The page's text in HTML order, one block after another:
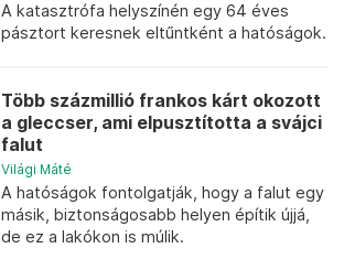
A katasztrófa helyszínén egy 64 éves
pásztort keresnek eltűntként a hatóságok.
Több százmillió frankos kárt okozott
a gleccser, ami elpusztította a svájci
falut
Világi Máté
A hatóságok fontolgatják, hogy a falut egy
másik, biztonságosabb helyen építik újjá,
de ez a lakókon is múlik.